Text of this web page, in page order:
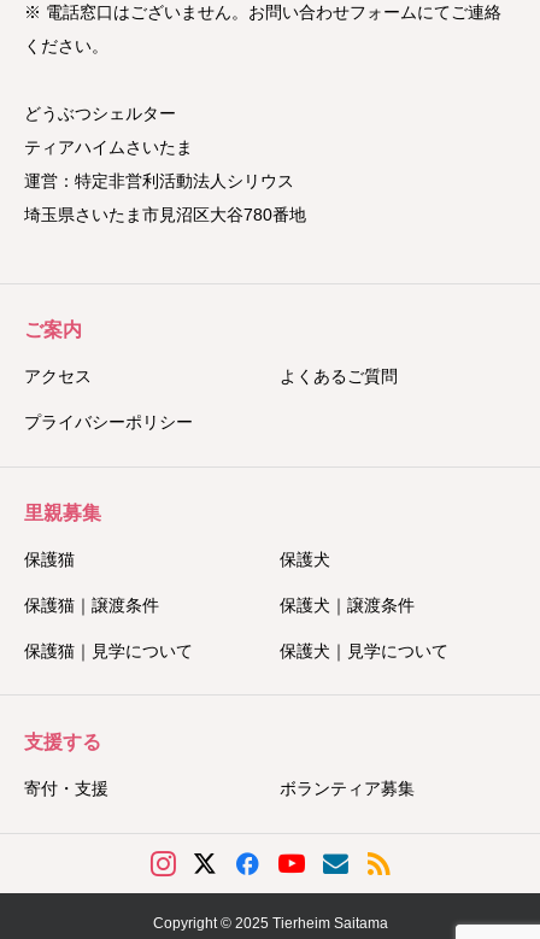
※ 電話窓口はございません。お問い合わせフォームにてご連絡
ください。
どうぶつシェルター
ティアハイムさいたま
運営：特定非営利活動法人シリウス
埼玉県さいたま市見沼区大谷780番地
ご案内
アクセス よくあるご質問
プライバシーポリシー
里親募集
保護猫 保護犬
保護猫｜譲渡条件 保護犬｜譲渡条件
保護猫｜見学について 保護犬｜見学について
支援する
寄付・支援 ボランティア募集
Copyright © 2025 Tierheim Saitama